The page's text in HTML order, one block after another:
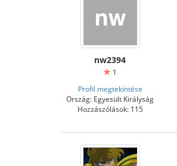
nw2394
1
Profil megtekintése
Ország: Egyesült Királyság
Hozzászólások: 115